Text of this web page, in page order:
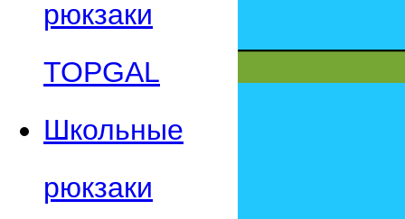
рюкзаки
TOPGAL
Школьные
рюкзаки